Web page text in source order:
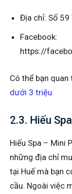
Địa chỉ: Số 59
Facebook:
https://
Có thể bạn quan
dưới 3 triệu
2.3. Hiếu Spa
Hiếu Spa – Mini
những địa chỉ
tại Huế mà bạn
cầu. Ngoài việc